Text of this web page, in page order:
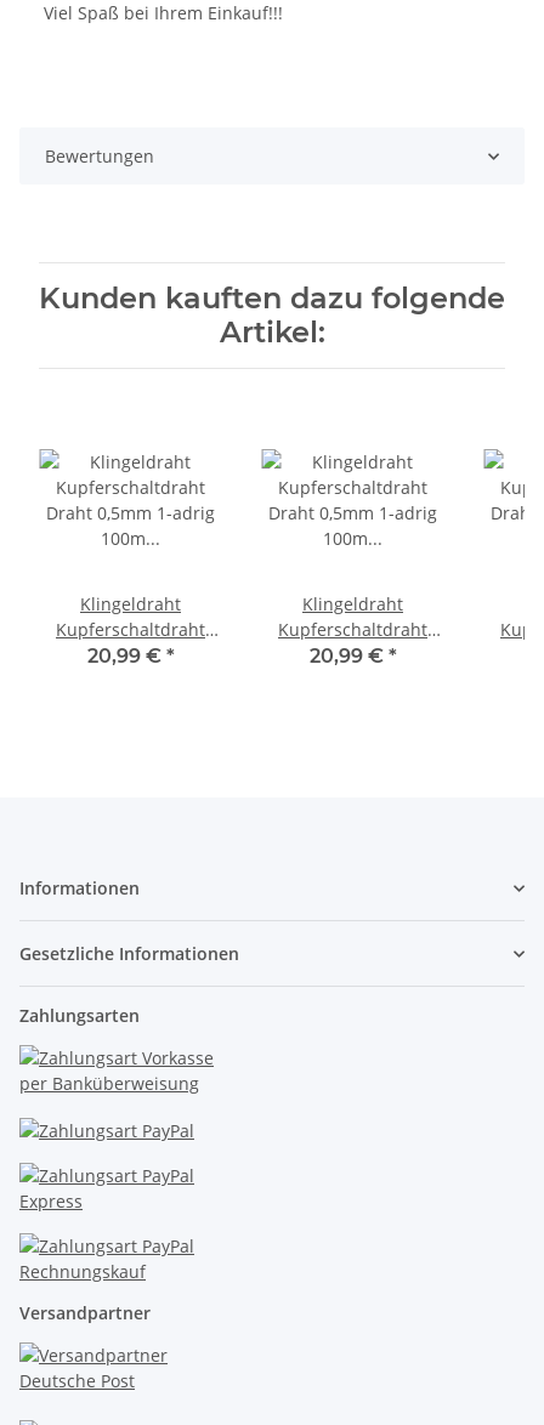
Viel Spaß bei Ihrem Einkauf!!!
Bewertungen
Kunden kauften dazu folgende
Artikel:
Klingeldraht
Kupferschaltdraht
Draht 0,5mm 1-adrig
20,99 € *
Klingeldraht
Kupferschaltdraht
Draht 0,5mm 1-adrig
20,99 € *
Informationen
Gesetzliche Informationen
Zahlungsarten
Versandpartner